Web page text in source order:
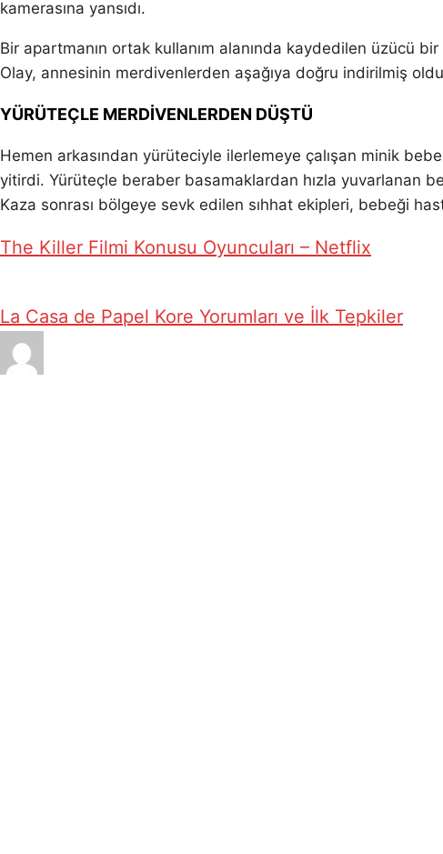
kamerasına yansıdı.
Bir apartmanın ortak kullanım alanında kaydedilen üzücü
Olay, annesinin merdivenlerden aşağıya doğru indirilmiş
YÜRÜTEÇLE MERDİVENLERDEN DÜŞTÜ
Hemen arkasından yürüteciyle ilerlemeye çalışan minik
yitirdi. Yürüteçle beraber basamaklardan hızla yuvarlanan
Kaza sonrası bölgeye sevk edilen sıhhat ekipleri, bebeği
The Killer Filmi Konusu Oyuncuları – Netflix
La Casa de Papel Kore Yorumları ve İlk Tepkiler